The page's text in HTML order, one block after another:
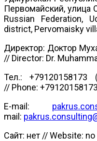
Первомайский, улица
Russian Federation,
district, Pervomaisky
Директор: Доктор
// Director: Dr.
Тел.: +79120158173
// Phone:
E-mail:
mail:
Сайт: нет // Website: no